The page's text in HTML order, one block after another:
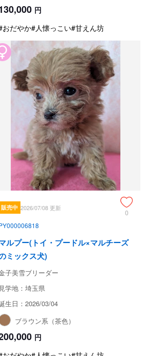
円
おだやか#人懐っこい#甘えん坊
販売中 2026/07/08 更新
0
ルプー(トイ・プードル×マルチーズ
ミックス犬)
子美雪ブリーダー
見学地：埼玉県
生日：2026/03/04
ブラウン系（茶色）
円